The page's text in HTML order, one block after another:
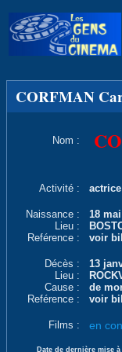
CORFMAN
Nom :
Activité :
Naissance :
18
Lieu :
Reférence :
voir
Décès :
13
Lieu :
Cause :
de
Reférence :
voir
Films : en
Date de dernière mise